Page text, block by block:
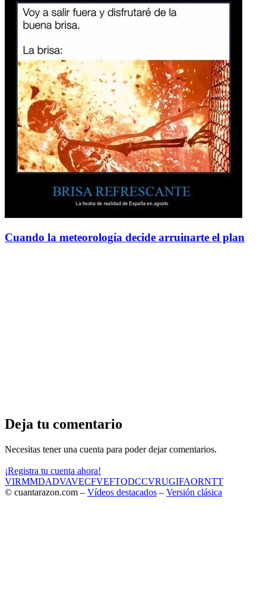
Cuando la meteorología decide arruinarte el plan
Deja tu comentario
Necesitas tener una cuenta para poder dejar comentarios.
¡Registra tu cuenta ahora!
VIRMMDADVAVECFVEFTQDCCVRUGIFAORNTT
© cuantarazon.com – Vídeos destacados – Versión clásica